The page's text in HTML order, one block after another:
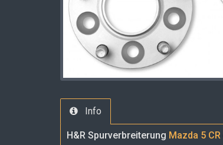
Info
H&R Spurverbreiterung Mazda 5 CR